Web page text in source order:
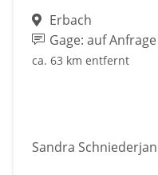
Erbach
Gage: auf Anfrage
ca. 63 km entfernt
Sandra